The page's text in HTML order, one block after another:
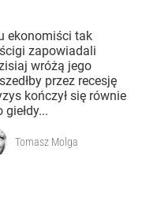
ekonomiści tak
zapowiadali
wróżą jego
przez recesję
kończył się równie
giełdy...
Tomasz Molga